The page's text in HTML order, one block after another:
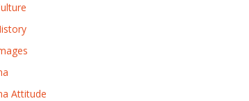
Attitude